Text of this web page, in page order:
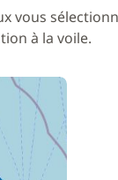
vous
à la voile.